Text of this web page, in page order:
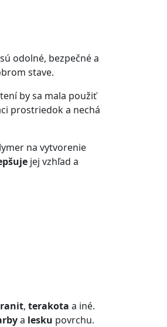
odolné, bezpečné a
stave.
by sa mala použiť
prostriedok a nechá
na vytvorenie
jej vzhľad a
, terakota a iné.
a lesku povrchu.